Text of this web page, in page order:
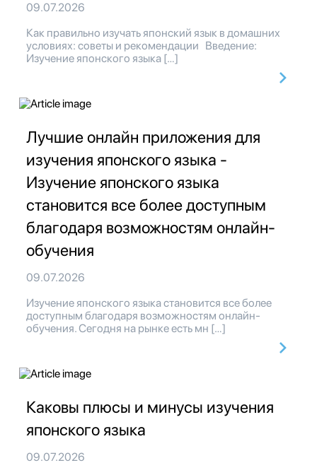
09.07.2026
Как правильно изучать японский язык в домашних
условиях: советы и рекомендации Введение:
Изучение японского языка […]
Лучшие онлайн приложения для
изучения японского языка -
Изучение японского языка
становится все более доступным
благодаря возможностям онлайн-
обучения
09.07.2026
Изучение японского языка становится все более
доступным благодаря возможностям онлайн-
обучения. Сегодня на рынке есть мн […]
Каковы плюсы и минусы изучения
японского языка
09.07.2026